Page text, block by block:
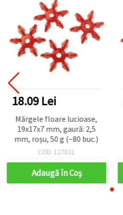
18.09 Lei
Mărgele floare lucioase,
19x17x7 mm, gaură: 2,5
mm, roșu, 50 g (~80 buc.)
COD: 127831
Adaugă în Coş